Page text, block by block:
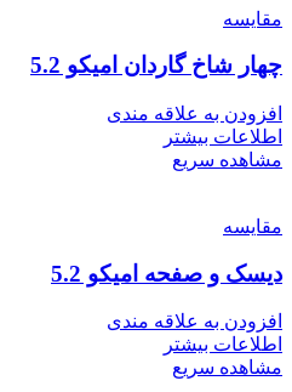
مقایسه
چهار شاخ گاردان امیکو 5.2
افزودن به علاقه مندی
اطلاعات بیشتر
مشاهده سریع
مقایسه
دیسک و صفحه امیکو 5.2
افزودن به علاقه مندی
اطلاعات بیشتر
مشاهده سریع